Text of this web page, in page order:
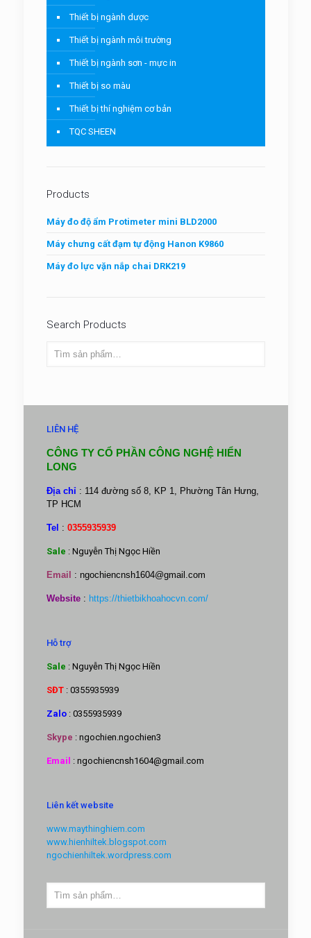
Thiết bị ngành dược
Thiết bị ngành môi trường
Thiết bị ngành sơn - mực in
Thiết bị so màu
Thiết bị thí nghiệm cơ bản
TQC SHEEN
Products
Máy đo độ ẩm Protimeter mini BLD2000
Máy chưng cất đạm tự động Hanon K9860
Máy đo lực vặn nắp chai DRK219
Search Products
LIÊN HỆ
CÔNG TY CỔ PHẦN CÔNG NGHỆ HIỂN
LONG
Địa chỉ : 114 đường số 8, KP 1, Phường Tân Hưng,
TP HCM
Tel : 0355935939
Sale : Nguyễn Thị Ngọc Hiền
Email : ngochiencnsh1604@gmail.com
Website : https://thietbikhoahocvn.com/
Hỗ trợ
Sale : Nguyễn Thị Ngọc Hiền
SĐT: 0355935939
Zalo : 0355935939
Skype : ngochien.ngochien3
Email : ngochiencnsh1604@gmail.com
Liên kết website
www.maythinghiem.com
www.hienhiltek.blogspot.com
ngochienhiltek.wordpress.com